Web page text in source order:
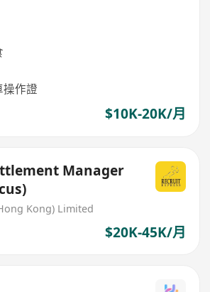
作證
$10K-20K/月
Manager
Kong) Limited
$20K-45K/月